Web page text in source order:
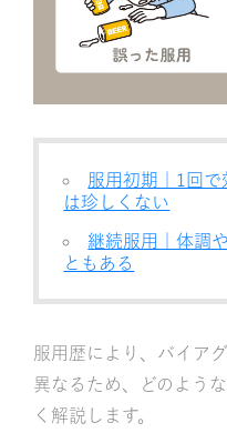
服用初期｜1回で
は珍しくない
継続服用｜体調
ともある
服用歴により、バイア
異なるため、どのよう
く解説します。